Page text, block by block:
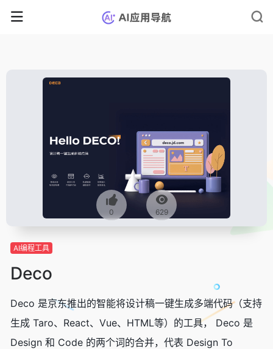
0 629
AI编程工具
Deco
Deco 是京东推出的智能将设计稿一键生成多端代码（支持
生成 Taro、React、Vue、HTML等）的工具， Deco 是
Design 和 Code 的两个词的合并，代表 Design To